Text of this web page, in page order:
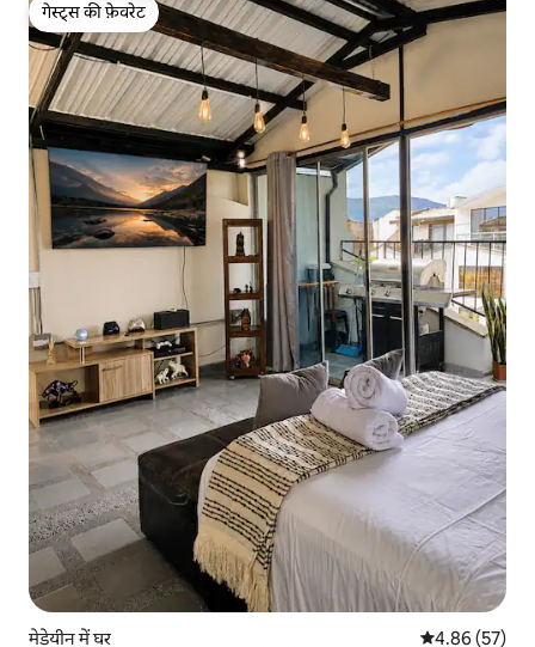
गेस्ट्स की फ़ेवरेट
गेस्ट्स की फ़ेवरेट
मेडेयीन में घर औसत रेटिंग 5 में
4.86 (57)